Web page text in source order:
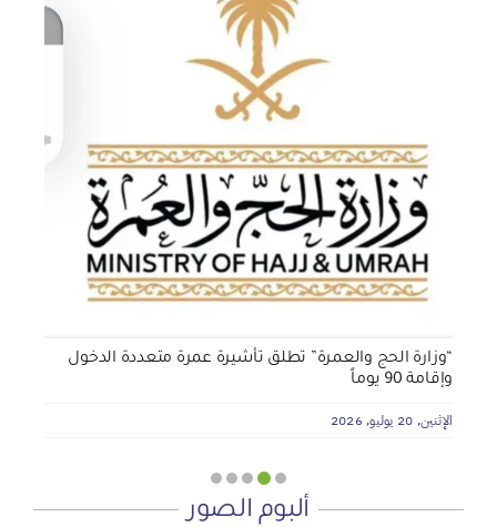
الجمعية الخيرية للخدمات الاجتماعية بنجران تنفذ مشروعي
تأثيث المنازل وسداد الإيجارات بدعم من منصة ديم للمنح
التنموي
الأربعاء, 29 يوليو, 2026
“وزارة الحج والعمرة” تطلق تأشيرة عمرة متعددة الدخول
وإقامة 90 يوماً
الإثنين, 20 يوليو, 2026
ألبوم الصور